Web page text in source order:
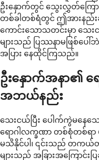
ဦးနှောက်တွင် သွေးလွှတ်ကြောင်း
တစ်ခါတစ်ရံတွင် ဤအားနည်း
ကောင်းသောသတင်းမှာ သေး
များသည် ပြဿနာမဖြစ်ပေ
အပြား နေထိုင်ကြသည်။
ဦးနှောက်အနာ၏ ရေ
အဘယ်နည်း
သေးငယ်ပြီး ပေါက်ကွဲမနေသ
ရောဂါလက္ခဏာ တစ်စုံတစ်ရာ
မသိနိုင်ပါ၊ ၎င်းသည် တကယ်
များသည် အခြားအကြောင်းပ